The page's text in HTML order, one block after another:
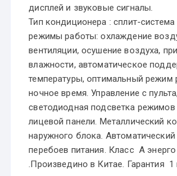
дисплей и звуковые сигналы.
Тип кондиционера : сплит-система
режимы работы: охлаждение
вентиляции, осушение воздуха,
влажности, автоматическое
температуры, оптимальный режим
ночное время. Управление с пульта,
светодиодная подсветка
лицевой панели. Металлический
наружного блока. Автоматический
перебоев питания. Класс А
.Произведино в Китае. Гарантия 1